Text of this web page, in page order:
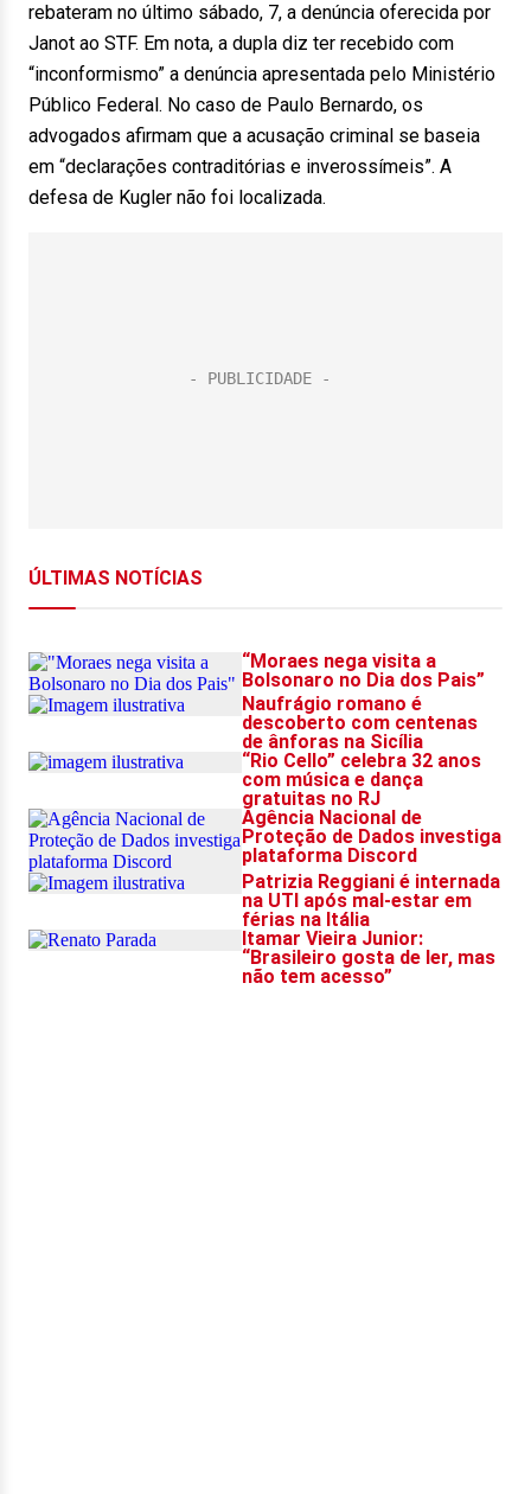
rebateram no último sábado, 7, a denúncia oferecida por
Janot ao STF. Em nota, a dupla diz ter recebido com
“inconformismo” a denúncia apresentada pelo Ministério
Público Federal. No caso de Paulo Bernardo, os
advogados afirmam que a acusação criminal se baseia
em “declarações contraditórias e inverossímeis”. A
defesa de Kugler não foi localizada.